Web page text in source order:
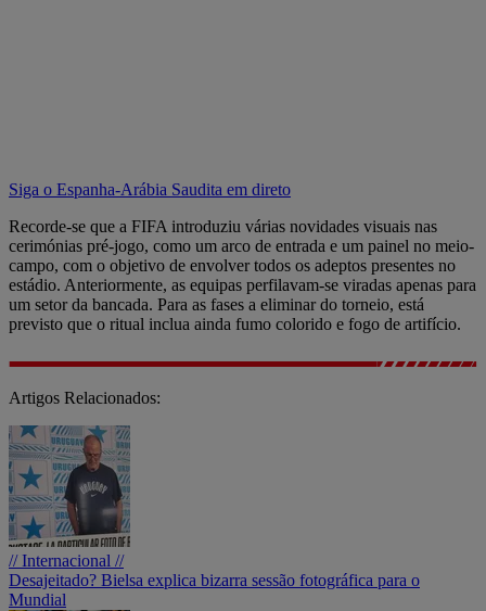
Siga o Espanha-Arábia Saudita em direto
Recorde-se que a FIFA introduziu várias novidades visuais nas
cerimónias pré-jogo, como um arco de entrada e um painel no meio-
campo, com o objetivo de envolver todos os adeptos presentes no
estádio. Anteriormente, as equipas perfilavam-se viradas apenas para
um setor da bancada. Para as fases a eliminar do torneio, está
previsto que o ritual inclua ainda fumo colorido e fogo de artifício.
Artigos Relacionados:
// Internacional //
Desajeitado? Bielsa explica bizarra sessão fotográfica para o
Mundial